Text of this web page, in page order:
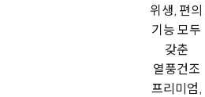
위생, 편의
기능 모두
갖춘
열풍건조
프리미엄,